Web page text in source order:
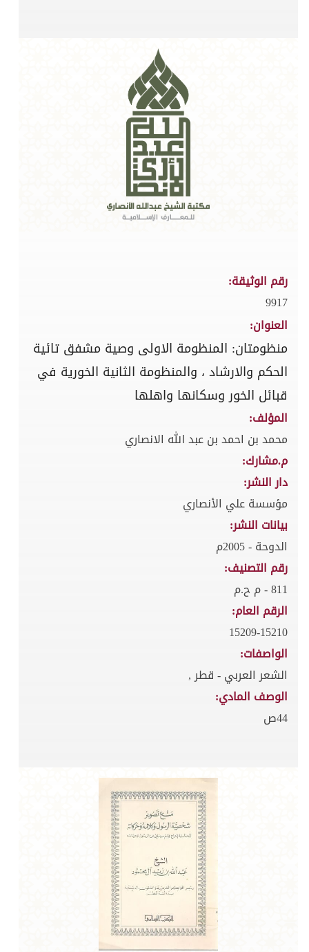
رقم الوثيقة:
9917
العنوان:
منظومتان: المنظومة الاولى وصية مشفق تائية
الحكم والارشاد ، والمنظومة الثانية الخورية في
قبائل الخور وسكانها واهلها
المؤلف:
محمد بن احمد بن عبد الله الانصاري
م.مشارك:
دار النشر:
مؤسسة علي الأنصاري
بيانات النشر:
الدوحة - 2005م
رقم التصنيف:
811 - م ح.م
الرقم العام:
15209-15210
الواصفات:
الشعر العربي - قطر ,
الوصف المادي:
44ص